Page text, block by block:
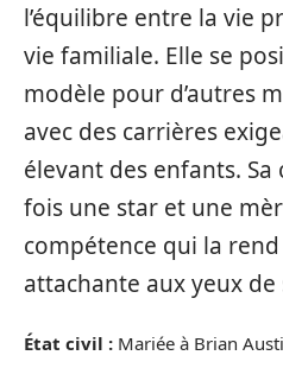
l’équilibre entre la vie
vie familiale. Elle se
modèle pour d’autres
avec des carrières
élevant des enfants. Sa
fois une star et une
compétence qui la
attachante aux yeux de
État civil : Mariée à Brian